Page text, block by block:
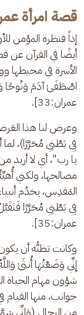
قصة امرأة
إذاً فنظرة المؤمن
أيضًا في القرآن عن
الأسرة في محيطها
اصْطَفَىٰ آدَمَ وَنُوحًا
عمران:33].
وعرض لنا هذا
فِي بَطْنِي مُحَرَّرًا)،
يا رب"، أي لا أريد
مصالحها، ولكني
المَقدِس، يخدُم
فِي بَطْنِي مُحَرَّرًا
عمران:35].
وكانت تظنُّه أن
إِنِّي وَضَعْتُهَا أُنثَىٰ
شؤون مهام الحياة
جوانب، منها
من الرجال (وَإِنِّي